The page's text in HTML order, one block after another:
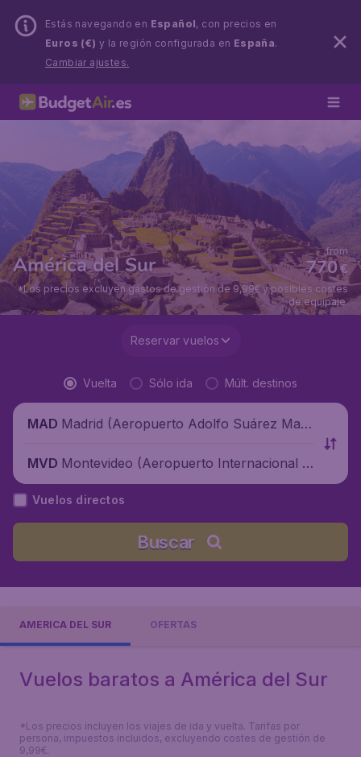
Estás navegando en Español, con precios en
Euros (€) y la región configurada en España.
Cambiar ajustes.
América del Sur €
770
from
*Los precios excluyen gastos de gestión de 9,99€ y posibles costes
de equipaje.
Reservar vuelos
Vuelta Sólo ida Múlt. destinos
MAD Madrid (Aeropuerto Adolfo Suárez Madr
MVD Montevideo (Aeropuerto Internacional d
e Carrasco), Uruguay
Vuelos directos
Buscar
AMÉRICA DEL SUR OFERTAS
Vuelos baratos a América del Sur
*Los precios incluyen los viajes de ida y vuelta. Tarifas por
persona, impuestos incluidos, excluyendo costes de gestión de
9,99€.